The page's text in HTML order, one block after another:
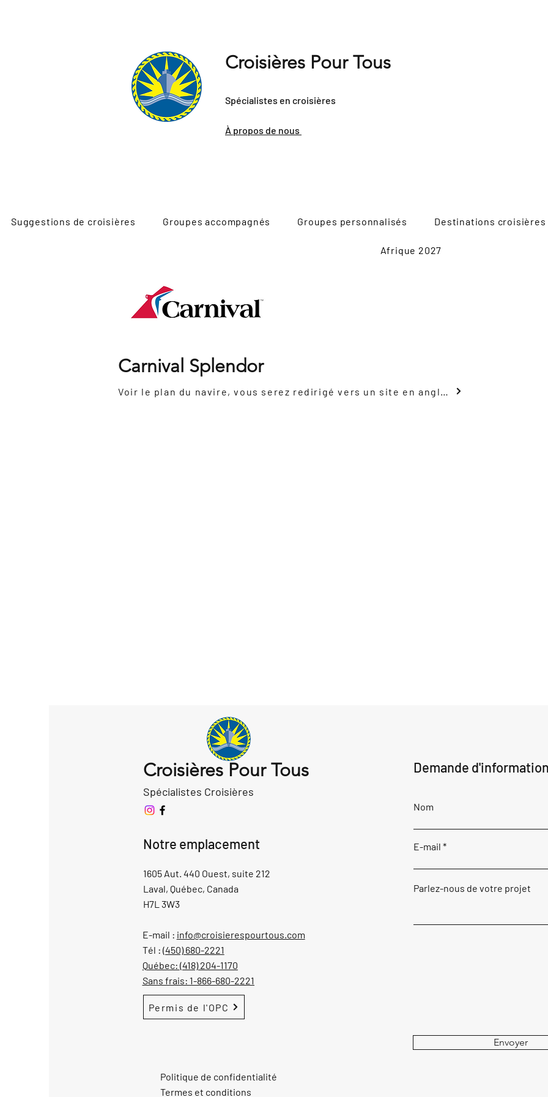
Croisières Pour Tous
Spécialistes en croisières
À propos de nous
Suggestions de croisières Groupes accompagnés Groupes personnalisés Destinations croisières
Afrique 2027
Carnival Splendor
Croisières Pour Tous
Spécialistes Croisières
Notre emplacement
1605 Aut. 440 Ouest, suite 212
Laval, Québec, Canada
H7L 3W3
E-mail : info@croisierespourtous.com
Tél : (450) 680-2221
Québec: (418) 204-1170
Sans frais: 1-866-680-2221
Permis de l'OPC
Demande
Nom
E-mail
Parlez-nous de votre projet
Envoyer
Politique de confidentialité
Termes et conditions